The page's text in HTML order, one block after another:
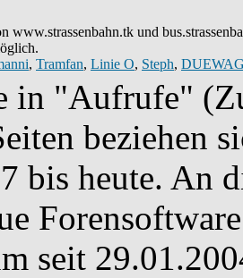
www.strassenbahn.tk und
, Tramfan, Linie O, Steph,
in "Aufrufe"
beziehen
bis heute. An
seit